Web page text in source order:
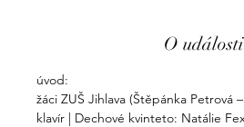
O události
úvod:
žáci ZUŠ Jihlava (Štěpánka Petrová
klavír | Dechové kvinteto: Natálie